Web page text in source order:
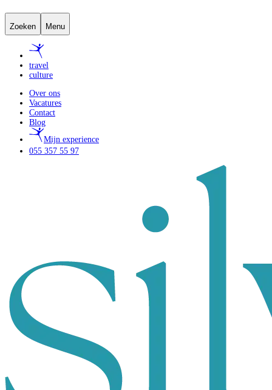
Zoeken Menu
travel
culture
Over ons
Vacatures
Contact
Blog
Mijn experience
055 357 55 97